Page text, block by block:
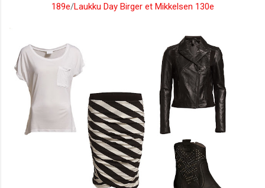
189e/Laukku Day Birger et Mikkelsen 130e